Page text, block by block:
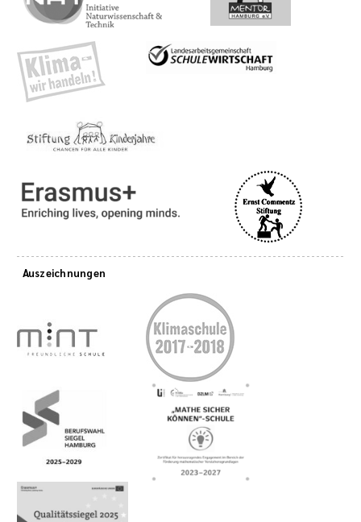
Auszeichnungen